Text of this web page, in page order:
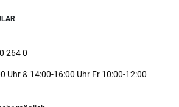
264 0
Uhr & 14:00-16:00 Uhr Fr 10:00-12:00